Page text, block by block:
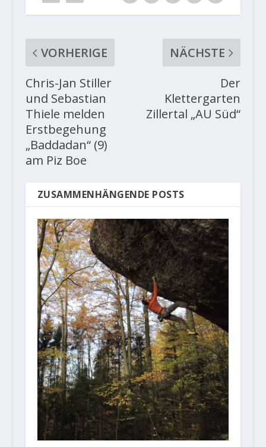
VORHERIGE
Chris-Jan Stiller
und Sebastian
Thiele melden
Erstbegehung
„Baddadan“ (9)
am Piz Boe
NÄCHSTE
Der
Klettergarten
Zillertal „AU Süd“
ZUSAMMENHÄNGENDE POSTS